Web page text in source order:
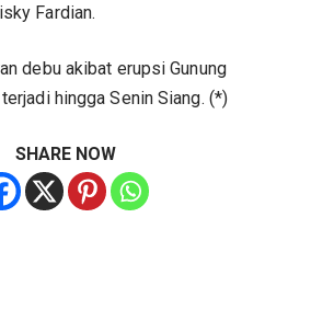
Fardian.
debu akibat erupsi Gunung
hingga Senin Siang. (*)
SHARE NOW